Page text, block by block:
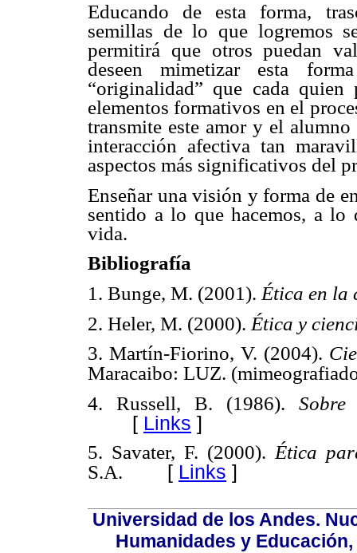
Educando de esta forma,
semillas de lo que logremos
permitirá que otros puedan
deseen mimetizar esta
“originalidad” que cada
elementos formativos en el
transmite este amor y el
interacción afectiva tan
aspectos más significativos del
Enseñar una visión y forma de
sentido a lo que hacemos, a
vida.
Bibliografía
1. Bunge, M. (2001). Ética en la
2. Heler, M. (2000). Ética y
3. Martín-Fiorino, V. (2004).
Maracaibo: LUZ.
4. Russell, B. (1986).
[ Links ]
5. Savater, F. (2000). Ética
S.A. [ Links ]
Universidad de los Andes.
Humanidades y